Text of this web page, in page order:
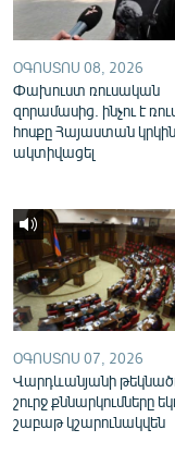
ՀԵՏԵՎԵՔ ՄԵԶ
«Ազատության»
ՕԳՈՍՏՈՍ 08, 2026
Փախուստ ռուսական
զորամասից. ինչու է
հոսքը Հայաստան կրկին
ակտիվացել
ՕԳՈՍՏՈՍ 07, 2026
Վարդևանյանի
շուրջ քննարկումները
շաբաթ կշարունակվեն